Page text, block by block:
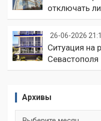
отключать
26-06-2026
Ситуация на
Севастополя
Архивы